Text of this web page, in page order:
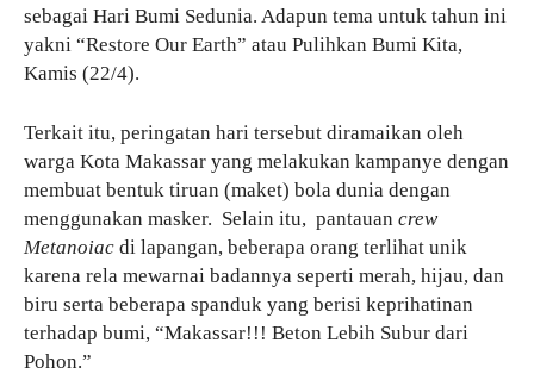
sebagai Hari Bumi Sedunia. Adapun tema untuk tahun ini
yakni “Restore Our Earth” atau Pulihkan Bumi Kita,
Kamis (22/4).
Terkait itu, peringatan hari tersebut diramaikan oleh
warga Kota Makassar yang melakukan kampanye dengan
membuat bentuk tiruan (maket) bola dunia dengan
menggunakan masker. Selain itu, pantauan crew
Metanoiac di lapangan, beberapa orang terlihat unik
karena rela mewarnai badannya seperti merah, hijau, dan
biru serta beberapa spanduk yang berisi keprihatinan
terhadap bumi, “Makassar!!! Beton Lebih Subur dari
Pohon.”